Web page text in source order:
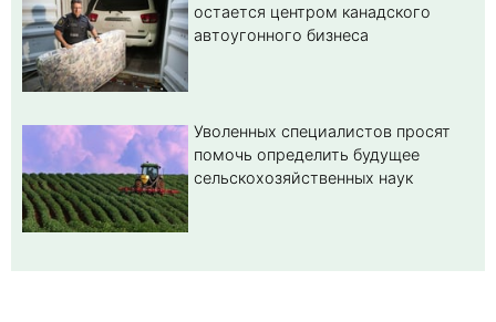
остается центром канадского
автоугонного бизнеса
Уволенных специалистов просят
помочь определить будущее
сельскохозяйственных наук